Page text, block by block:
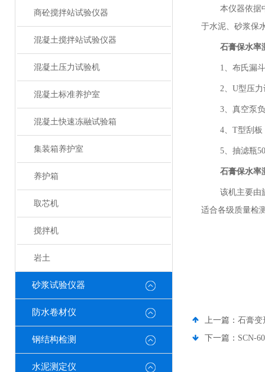
商砼搅拌站试验仪器
混凝土搅拌站试验仪器
混凝土压力试验机
混凝土标准养护室
混凝土快速冻融试验箱
集装箱养护室
养护箱
取芯机
搅拌机
岩土
砂浆试验仪器
防水卷材仪
钢结构检测
水泥测定仪
本仪器依据
于水泥、砂浆保
石膏保水率
1、布氏漏
2、U型压力
3、真空泵
4、T型刮板
5、抽滤瓶
石膏保水率
该机主要由
适合各级质量检
上一篇： 石膏变
下一篇： SCN-